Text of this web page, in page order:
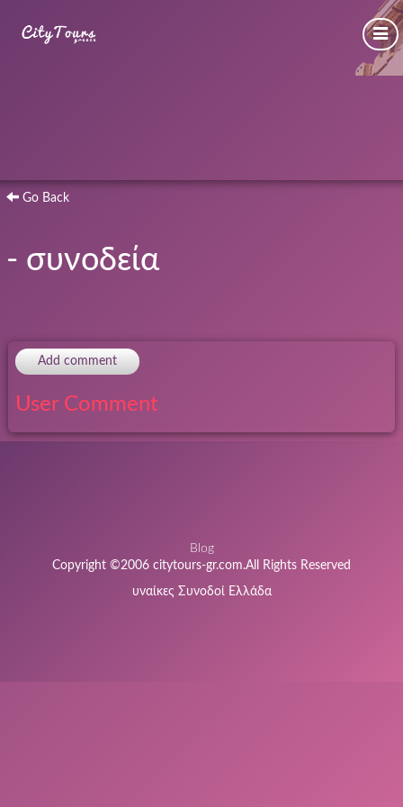
Go Back
- συνοδεία
Add comment
User Comment
Blog
Copyright ©2006 citytours-gr.com.All Rights Reserved
υναίκες Συνοδοί Ελλάδα